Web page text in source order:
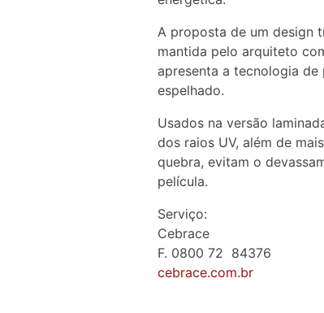
A proposta de um design
mantida pelo arquiteto
apresenta a tecnologia
espelhado.
Usados na versão
dos raios UV, além de
quebra, evitam o
película.
Serviço:
Cebrace
F. 0800 72 84376
cebrace.com.br